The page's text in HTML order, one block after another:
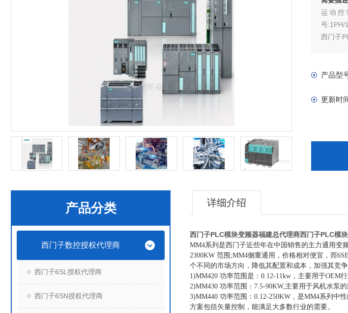
运动控
号:1PH/
西门子
产品型
更新时
产品分类
西门子数控授权代理商
西门子6SL授权代理商
西门子6SN授权代理商
详细介绍
西门子PLC模块变频器福建总代理商西门子PLC模
MM4系列是西门子近些年在中国销售的主力通用变
2300KW 范围;MM4侧重通用，价格相对便宜，而
个不同的市场方向，降低其配置和成本，加强其竞争
1)MM420 功率范围是：0.12-11kw，主要用于OEM
2)MM430 功率范围：7.5-90KW,主要用于风机水泵的
3)MM440 功率范围：0.12-250KW，是MM4系列中
方案包括矢量控制，能满足大多数行业的需要。